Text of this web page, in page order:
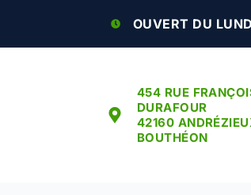
OUVERT DU
454 RUE
DURAFOUR
42160
BOUTHÉON